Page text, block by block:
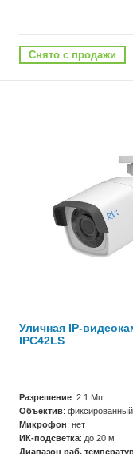
Снято с продажи
Уличная IP-
IPC42LS
Разрешение: 2.1 Мп
Объектив: фиксированный
Микрофон: нет
ИК-подсветка: до 20 м
Диапазон раб.